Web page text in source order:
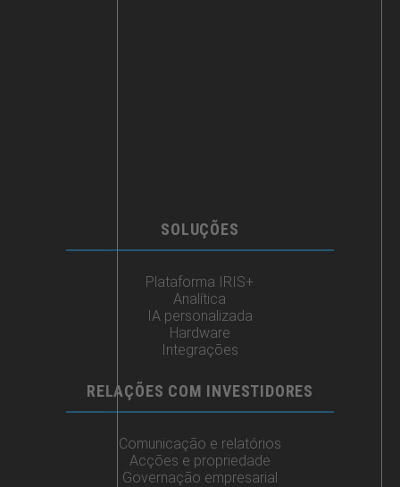
SOLUÇÕES
Plataforma IRIS+
Analítica
IA personalizada
Hardware
Integrações
RELAÇÕES COM INVESTIDORES
Comunicação e relatórios
Acções e propriedade
Governação empresarial